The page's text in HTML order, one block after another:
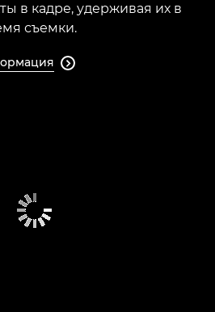
в кадре, удерживая их в
съемки.
